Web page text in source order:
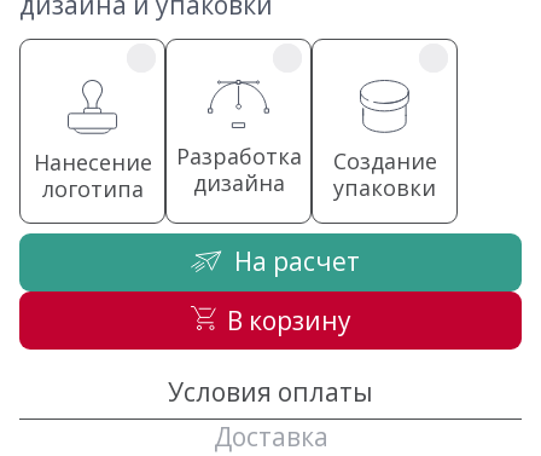
Нанесение
логотипа
Разработка
дизайна
Создание
упаковки
На расчет
В корзину
Условия оплаты
Доставка